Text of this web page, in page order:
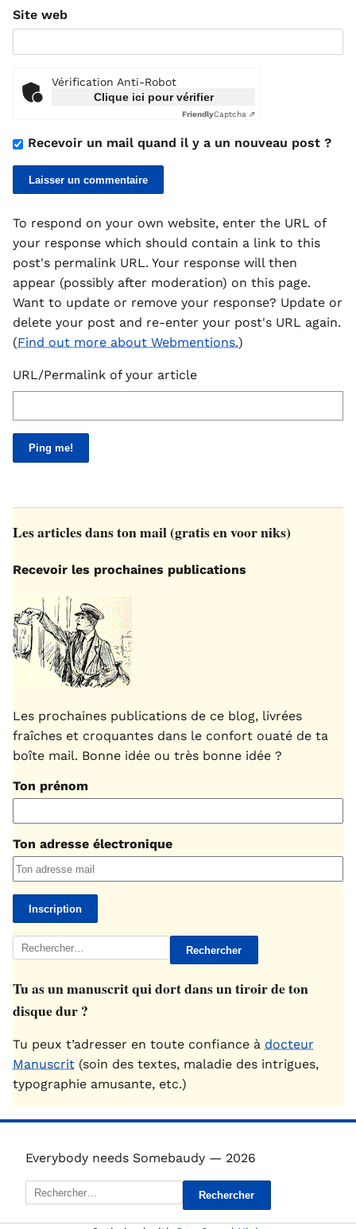
Site web
Vérification Anti-Robot
Clique ici pour vérifier
FriendlyCaptcha ⇗
Recevoir un mail quand il y a un nouveau post ?
To respond on your own website, enter the URL of
your response which should contain a link to this
post's permalink URL. Your response will then
appear (possibly after moderation) on this page.
Want to update or remove your response? Update or
delete your post and re-enter your post's URL again.
(Find out more about Webmentions.)
URL/Permalink of your article
Les articles dans ton mail (gratis en voor niks)
Recevoir les prochaines publications
Les prochaines publications de ce blog, livrées
fraîches et croquantes dans le confort ouaté de ta
boîte mail. Bonne idée ou très bonne idée ?
Ton prénom
Ton adresse électronique
Rechercher :
Tu as un manuscrit qui dort dans un tiroir de ton
disque dur ?
Tu peux t’adresser en toute confiance à docteur
Manuscrit (soin des textes, maladie des intrigues,
typographie amusante, etc.)
Everybody needs Somebaudy — 2026
Rechercher :